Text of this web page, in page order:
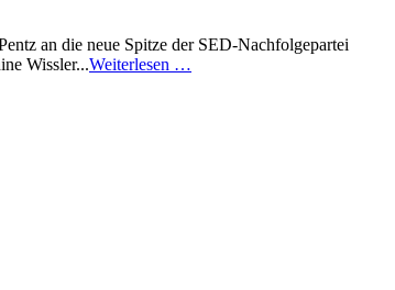
an die neue Spitze der SED-Nachfolgepartei
Wissler...Weiterlesen …